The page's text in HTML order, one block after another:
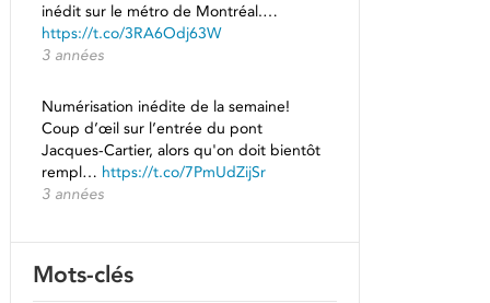
inédit sur le métro de Montréal.…
https://t.co/3RA6Odj63W
3 années
Numérisation inédite de la semaine!
Coup d’œil sur l’entrée du pont
Jacques-Cartier, alors qu'on doit bientôt
rempl… https://t.co/7PmUdZijSr
3 années
Mots-clés